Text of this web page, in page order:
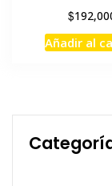
$
Añadir al